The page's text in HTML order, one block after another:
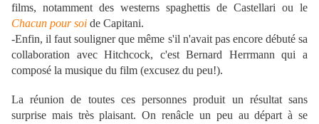
films, notamment des westerns spaghettis de Castellari ou le
Chacun pour soi de Capitani.
-Enfin, il faut souligner que même s'il n'avait pas encore débuté sa
collaboration avec Hitchcock, c'est Bernard Herrmann qui a
composé la musique du film (excusez du peu!).
La réunion de toutes ces personnes produit un résultat sans
surprise mais très plaisant. On renâcle un peu au départ à se